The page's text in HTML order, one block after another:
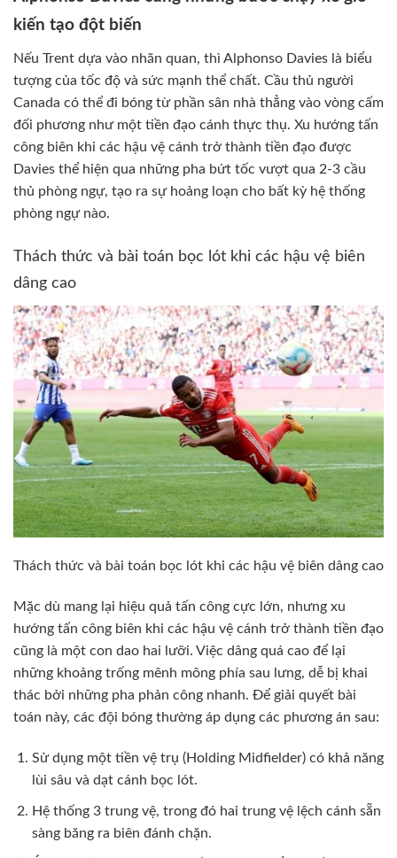
kiến tạo đột biến
Nếu Trent dựa vào nhãn quan, thì Alphonso Davies là biểu
tượng của tốc độ và sức mạnh thể chất. Cầu thủ người
Canada có thể đi bóng từ phần sân nhà thẳng vào vòng cấm
đối phương như một tiền đạo cánh thực thụ. Xu hướng tấn
công biên khi các hậu vệ cánh trở thành tiền đạo được
Davies thể hiện qua những pha bứt tốc vượt qua 2-3 cầu
thủ phòng ngự, tạo ra sự hoảng loạn cho bất kỳ hệ thống
phòng ngự nào.
Thách thức và bài toán bọc lót khi các hậu vệ biên
dâng cao
Thách thức và bài toán bọc lót khi các hậu vệ biên dâng cao
Mặc dù mang lại hiệu quả tấn công cực lớn, nhưng xu
hướng tấn công biên khi các hậu vệ cánh trở thành tiền đạo
cũng là một con dao hai lưỡi. Việc dâng quá cao để lại
những khoảng trống mênh mông phía sau lưng, dễ bị khai
thác bởi những pha phản công nhanh. Để giải quyết bài
toán này, các đội bóng thường áp dụng các phương án sau:
Sử dụng một tiền vệ trụ (Holding Midfielder) có khả năng
lùi sâu và dạt cánh bọc lót.
Hệ thống 3 trung vệ, trong đó hai trung vệ lệch cánh sẵn
sàng băng ra biên đánh chặn.